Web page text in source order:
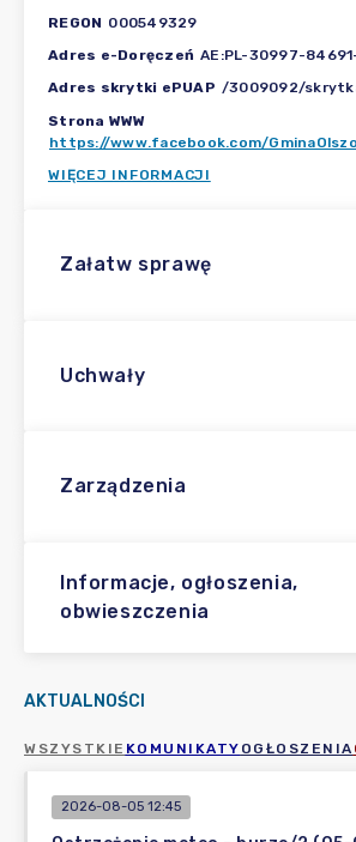
REGON 000549329
Adres e-Doręczeń AE:PL-30997-
Adres skrytki ePUAP /3009092/
Strona WWW
https://www.facebook.com/
WIĘCEJ INFORMACJI
Załatw sprawę
Uchwały
Zarządzenia
Informacje, ogłoszenia,
obwieszczenia
AKTUALNOŚCI
WSZYSTKIE KOMUNIKATY OGŁOSZENIA
2026-08-05 12:45